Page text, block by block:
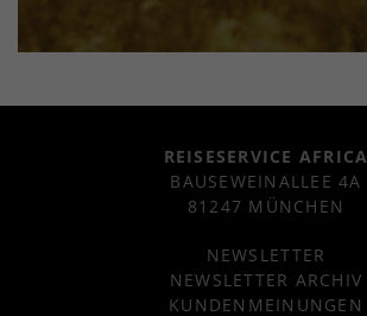
REISESERVICE AFRICA
BAUSEWEINALLEE 4A
81247 MÜNCHEN
NEWSLETTER
NEWSLETTER ARCHIV
KUNDENMEINUNGEN